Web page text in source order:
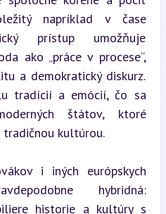
napríklad v čase
prístup umožňuje
ako „práce v procese“,
a demokratický diskurz.
tradícií a emócií, čo sa
štátov, ktoré
tradičnou kultúrou.
i iných európskych
hybridná:
historie a kultúry s